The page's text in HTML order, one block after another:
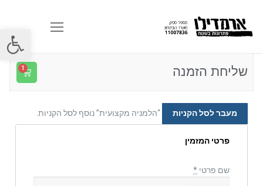
פתח
שליחת הזמנה
מעבר לסל הקניות “הלמניה מקצועית” נוסף לסל הקניות.
פרטי המזמין
שם פרטי *